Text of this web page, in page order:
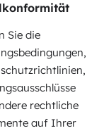
Sie die
rechtliche
auf Ihrer